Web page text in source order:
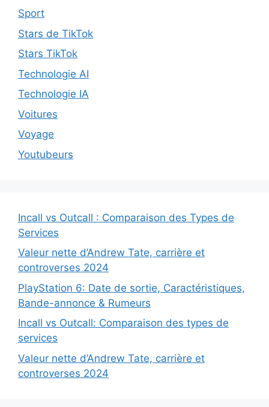
Sport
Stars de TikTok
Stars TikTok
Technologie AI
Technologie IA
Voitures
Voyage
Youtubeurs
Incall vs Outcall : Comparaison des Types de
Services
Valeur nette d’Andrew Tate, carrière et
controverses 2024
PlayStation 6: Date de sortie, Caractéristiques,
Bande-annonce & Rumeurs
Incall vs Outcall: Comparaison des types de
services
Valeur nette d’Andrew Tate, carrière et
controverses 2024